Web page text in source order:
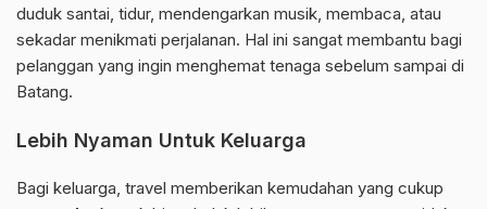
duduk santai, tidur, mendengarkan musik, membaca, atau
sekadar menikmati perjalanan. Hal ini sangat membantu bagi
pelanggan yang ingin menghemat tenaga sebelum sampai di
Batang.
Lebih Nyaman Untuk Keluarga
Bagi keluarga, travel memberikan kemudahan yang cukup